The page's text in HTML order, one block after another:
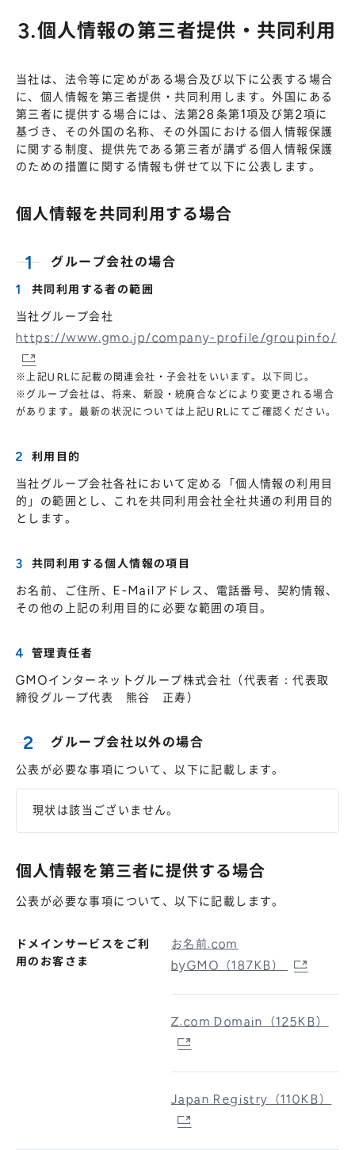
3.個人情報の第三者提供・共同利用
当社は、法令等に定めがある場合及び以下に公表する場合
に、個人情報を第三者提供・共同利用します。外国にある
第三者に提供する場合には、法第28条第1項及び第2項に
基づき、その外国の名称、その外国における個人情報保護
に関する制度、提供先である第三者が講ずる個人情報保護
のための措置に関する情報も併せて以下に公表します。
個人情報を共同利用する場合
グループ会社の場合
共同利用する者の範囲
当社グループ会社
https://www.gmo.jp/company-profile/groupinfo/
※上記URLに記載の関連会社・子会社をいいます。以下同じ。
※グループ会社は、将来、新設・統廃合などにより変更される場合
があります。最新の状況については上記URLにてご確認ください。
利用目的
当社グループ会社各社において定める「個人情報の利用目
的」の範囲とし、これを共同利用会社全社共通の利用目的
とします。
共同利用する個人情報の項目
お名前、ご住所、E-Mailアドレス、電話番号、契約情報、
その他の上記の利用目的に必要な範囲の項目。
管理責任者
GMOインターネットグループ株式会社（代表者：代表取
締役グループ代表 熊谷 正寿）
グループ会社以外の場合
公表が必要な事項について、以下に記載します。
現状は該当ございません。
個人情報を第三者に提供する場合
公表が必要な事項について、以下に記載します。
ドメインサービスをご利
用のお客さま
お名前.com
byGMO（187KB）
Z.com Domain（125KB）
Japan Registry（110KB）